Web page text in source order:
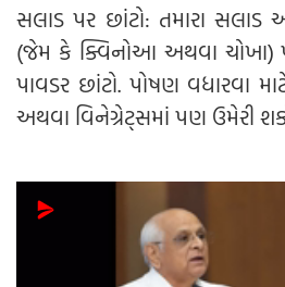
સલાડ પર છાંટો: તમારા
(જેમ કે ક્વિનોઆ અથવા ચોખા) પર
પાવડર છાંટો. પોષણ વધારવા
અથવા વિનેગ્રેટ્સમાં પણ ઉમેરી